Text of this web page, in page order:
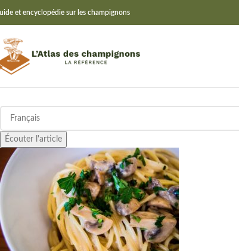
et encyclopédie sur les champignons
Écouter l'article